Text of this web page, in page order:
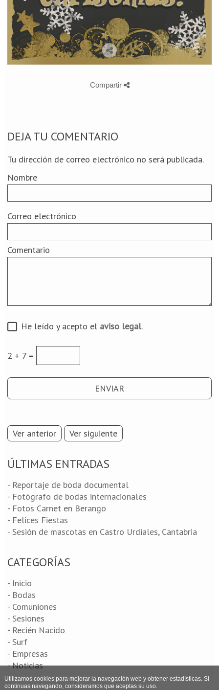
Compartir
DEJA TU COMENTARIO
Tu dirección de correo electrónico no será publicada.
Nombre
Correo electrónico
Comentario
He leído y acepto el aviso legal.
2 + 7 =
Ver anterior Ver siguiente
ÚLTIMAS ENTRADAS
- Reportaje de boda documental
- Fotógrafo de bodas internacionales
- Fotos Carnet en Berango
- Felices Fiestas
- Sesión de mascotas en Castro Urdiales, Cantabria
CATEGORÍAS
- Inicio
- Bodas
- Comuniones
- Sesiones
- Recién Nacido
- Surf
- Empresas
- Noticias
Utilizamos cookies para mejorar la navegación web y obtener estadísticas. Si
continuas navegando, consideramos que aceptas su uso.